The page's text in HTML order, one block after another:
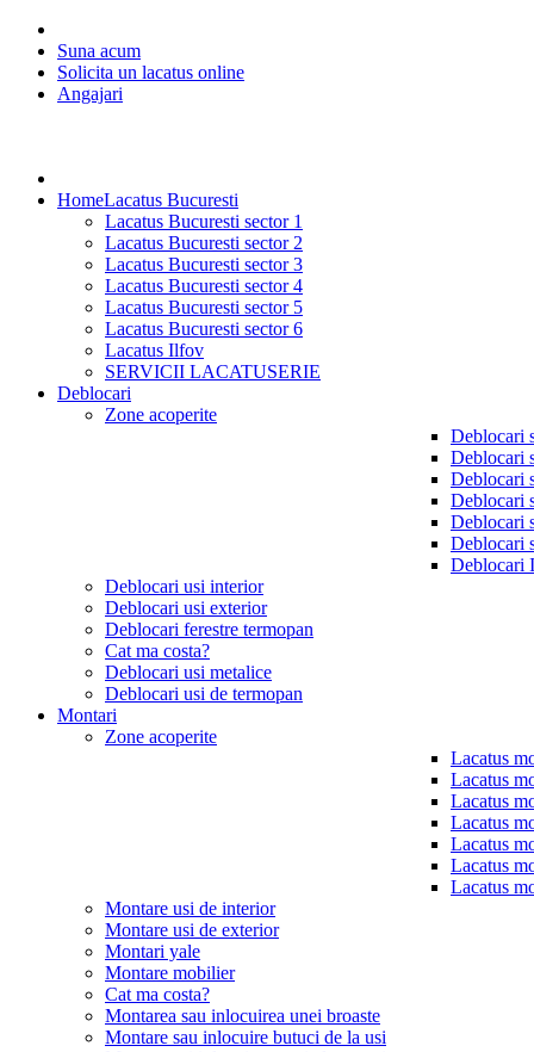
Suna acum
Solicita un lacatus online
Angajari
HomeLacatus Bucuresti
Lacatus Bucuresti sector 1
Lacatus Bucuresti sector 2
Lacatus Bucuresti sector 3
Lacatus Bucuresti sector 4
Lacatus Bucuresti sector 5
Lacatus Bucuresti sector 6
Lacatus Ilfov
SERVICII LACATUSERIE
Deblocari
Zone acoperite
Deblocari
Deblocari
Deblocari
Deblocari
Deblocari
Deblocari
Deblocari
Deblocari usi interior
Deblocari usi exterior
Deblocari ferestre termopan
Cat ma costa?
Deblocari usi metalice
Deblocari usi de termopan
Montari
Zone acoperite
Lacatus
Lacatus
Lacatus
Lacatus
Lacatus
Lacatus
Lacatus
Montare usi de interior
Montare usi de exterior
Montari yale
Montare mobilier
Cat ma costa?
Montarea sau inlocuirea unei broaste
Montare sau inlocuire butuci de la usi